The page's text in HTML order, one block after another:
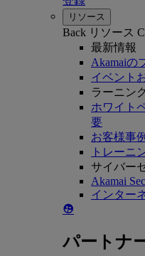
リソース
Back リソース
最新情報
Akamaiの
イベント
ラーニン
ホワイト
要
お客様事例
トレーニ
サイバー
Akamai
インター
パートナ